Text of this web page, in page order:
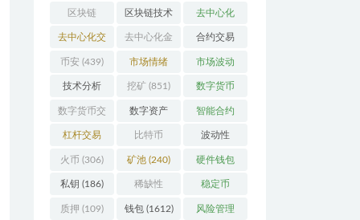
(175) (5442) 场(701)
区块链
(4599)
区块链技术
(527)
去中心化
(4087)
去中心化交
易所 (196)
去中心化金
融(110)
合约交易
(182)
币安 (439) 市场情绪
(337)
市场波动
(279)
技术分析
(148)
挖矿 (851) 数字货币
(8679)
数字货币交
易(150)
数字资产
(286)
智能合约
(532)
杠杆交易
(231)
比特币
(2378)
波动性
(352)
火币 (306) 矿池 (240) 硬件钱包
(170)
私钥 (186) 稀缺性
(193)
稳定币
(112)
质押 (109) 钱包(1612) 风险管理